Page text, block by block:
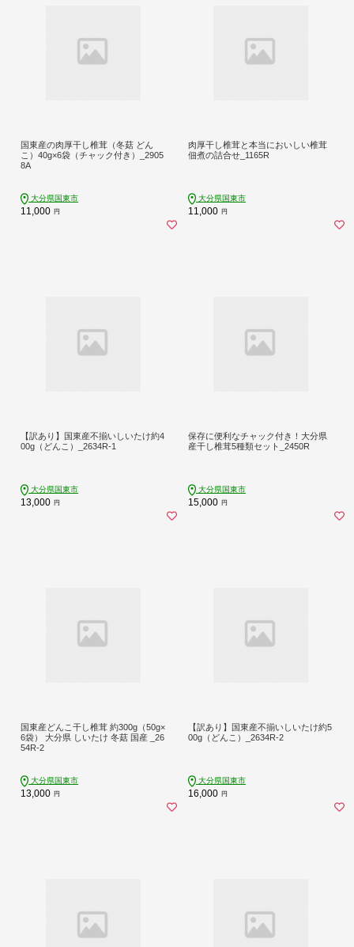
国東産の肉厚干し椎茸（冬菇 どん
こ）40g×6袋（チャック付き）_2905
8A
大分県国東市
11,000 円
肉厚干し椎茸と本当においしい椎茸
佃煮の詰合せ_1165R
大分県国東市
11,000 円
【訳あり】国東産不揃いしいたけ約4
00g（どんこ）_2634R-1
大分県国東市
13,000 円
保存に便利なチャック付き！大分県
産干し椎茸5種類セット_2450R
大分県国東市
15,000 円
国東産どんこ干し椎茸 約300g（50g×
6袋） 大分県 しいたけ 冬菇 国産 _26
54R-2
大分県国東市
13,000 円
【訳あり】国東産不揃いしいたけ約5
00g（どんこ）_2634R-2
大分県国東市
16,000 円